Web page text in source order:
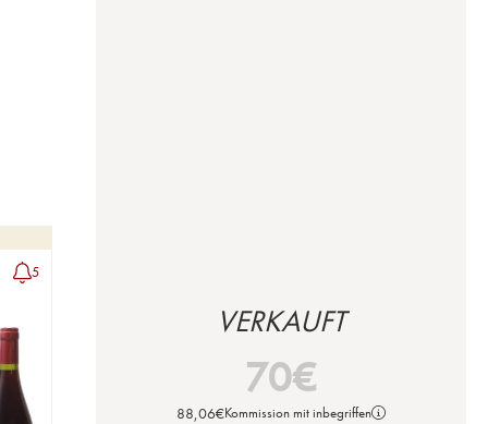
5
VERKAUFT
70€
88,06€Kommission mit inbegriffen